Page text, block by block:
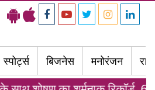
स्पोर्ट्स बिजनेस मनोरंजन